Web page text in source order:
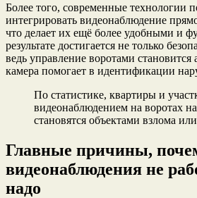
Более того, современные технологии
интегрировать видеонаблюдение
что делает их ещё более удобными и
результате достигается не только
ведь управление воротами становится
камера помогает в идентификации
По статистике, квартиры и
видеонаблюдением на воротах
становятся объектами взлома
Главные причины,
видеонаблюдения не
надо